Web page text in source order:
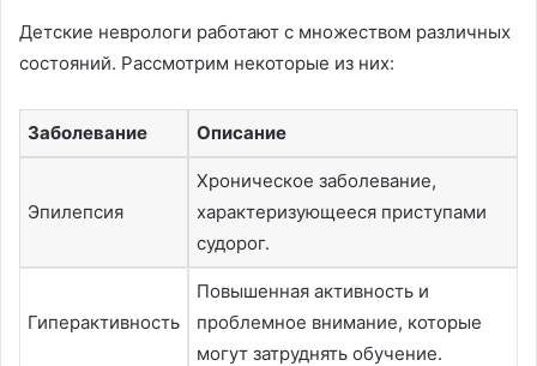
Детские неврологи работают с множеством различных
состояний. Рассмотрим некоторые из них:
Заболевание Описание
Эпилепсия
Хроническое заболевание,
характеризующееся приступами
судорог.
Гиперактивность
Повышенная активность и
проблемное внимание, которые
могут затруднять обучение.